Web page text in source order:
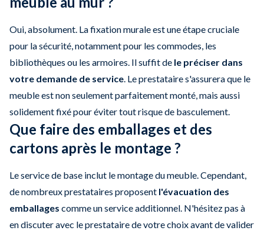
Oui, absolument. La fixation murale est une étape cruciale
pour la sécurité, notamment pour les commodes, les
bibliothèques ou les armoires. Il suffit de le préciser dans
votre demande de service . Le prestataire s'assurera que le
meuble est non seulement parfaitement monté, mais aussi
solidement fixé pour éviter tout risque de basculement.
Que faire des emballages et des
cartons après le montage ?
Le service de base inclut le montage du meuble. Cependant,
de nombreux prestataires proposent l'évacuation des
emballages comme un service additionnel. N'hésitez pas à
en discuter avec le prestataire de votre choix avant de valider